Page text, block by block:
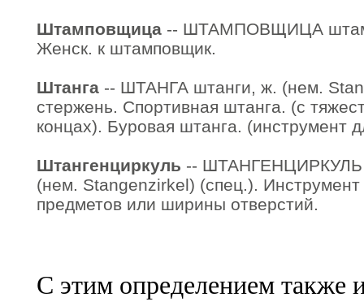
Штамповщица -- ШТАМПОВЩИЦА
Женск. к штамповщик.
Штанга -- ШТАНГА штанги, ж. (нем.
стержень. Спортивная штанга. (с
концах). Буровая штанга. (инструмент
Штангенциркуль -- ШТАНГЕНЦИРКУЛЬ
(нем. Stangenzirkel) (спец.).
предметов или ширины отверстий.
С этим определением также